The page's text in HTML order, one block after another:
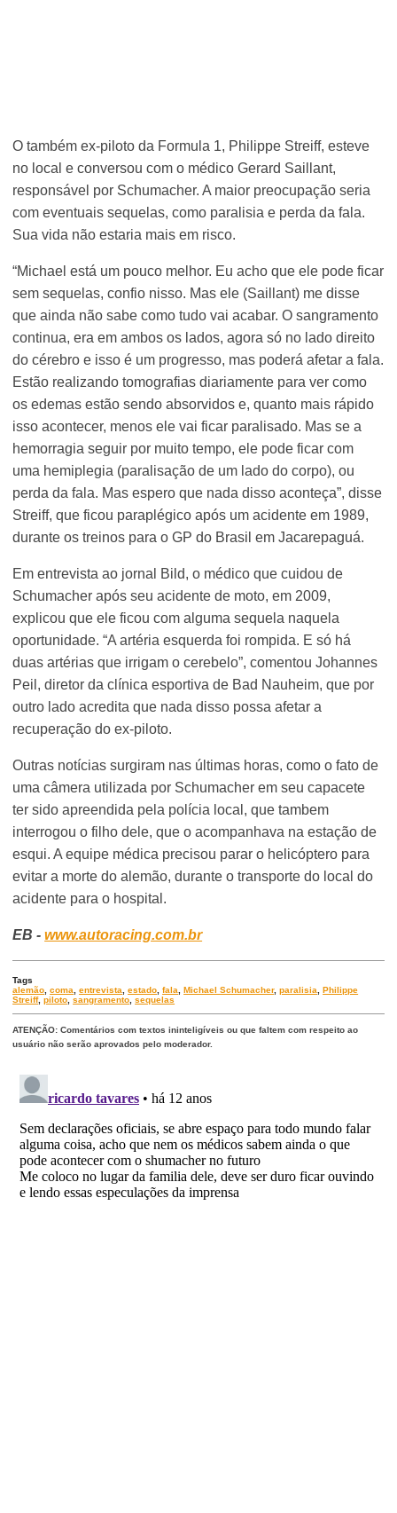
O também ex-piloto da Formula 1, Philippe Streiff, esteve
no local e conversou com o médico Gerard Saillant,
responsável por Schumacher. A maior preocupação seria
com eventuais sequelas, como paralisia e perda da fala.
Sua vida não estaria mais em risco.
“Michael está um pouco melhor. Eu acho que ele pode ficar
sem sequelas, confio nisso. Mas ele (Saillant) me disse
que ainda não sabe como tudo vai acabar. O sangramento
continua, era em ambos os lados, agora só no lado direito
do cérebro e isso é um progresso, mas poderá afetar a fala.
Estão realizando tomografias diariamente para ver como
os edemas estão sendo absorvidos e, quanto mais rápido
isso acontecer, menos ele vai ficar paralisado. Mas se a
hemorragia seguir por muito tempo, ele pode ficar com
uma hemiplegia (paralisação de um lado do corpo), ou
perda da fala. Mas espero que nada disso aconteça”, disse
Streiff, que ficou paraplégico após um acidente em 1989,
durante os treinos para o GP do Brasil em Jacarepaguá.
Em entrevista ao jornal Bild, o médico que cuidou de
Schumacher após seu acidente de moto, em 2009,
explicou que ele ficou com alguma sequela naquela
oportunidade. “A artéria esquerda foi rompida. E só há
duas artérias que irrigam o cerebelo”, comentou Johannes
Peil, diretor da clínica esportiva de Bad Nauheim, que por
outro lado acredita que nada disso possa afetar a
recuperação do ex-piloto.
Outras notícias surgiram nas últimas horas, como o fato de
uma câmera utilizada por Schumacher em seu capacete
ter sido apreendida pela polícia local, que tambem
interrogou o filho dele, que o acompanhava na estação de
esqui. A equipe médica precisou parar o helicóptero para
evitar a morte do alemão, durante o transporte do local do
acidente para o hospital.
EB -www.autoracing.com.br
Tags
alemão,coma,entrevista,estado,fala, Michael Schumacher,paralisia, Philippe
Streiff,piloto,sangramento,sequelas
ATENÇÃO: Comentários com textos ininteligíveis ou que faltem com respeito ao
usuário não serão aprovados pelo moderador.